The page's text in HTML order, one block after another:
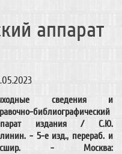
аппарат
сведения и
библиографический
издания / С.Ю.
- 5-е изд., перераб. и
- Москва: